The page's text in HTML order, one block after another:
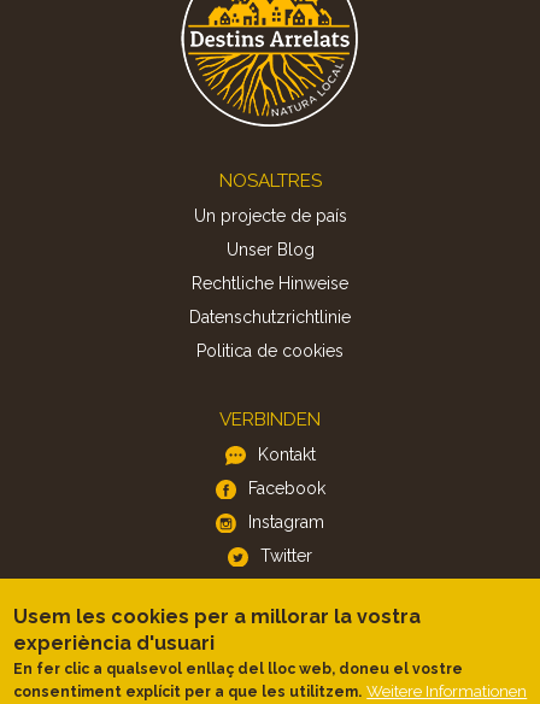
NOSALTRES
Un projecte de país
Unser Blog
Rechtliche Hinweise
Datenschutzrichtlinie
Politica de cookies
VERBINDEN
Kontakt
Facebook
Instagram
Twitter
APP
iOS
Android
Usem les cookies per a millorar la vostra
experiència d'usuari
En fer clic a qualsevol enllaç del lloc web, doneu el vostre
consentiment explícit per a que les utilitzem. Weitere Informationen